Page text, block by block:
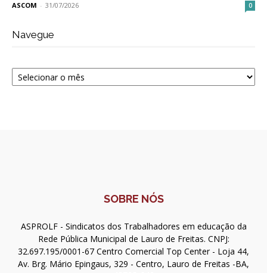
ASCOM - 31/07/2026 0
Navegue
Navegue
SOBRE NÓS
ASPROLF - Sindicatos dos Trabalhadores em educação da
Rede Pública Municipal de Lauro de Freitas. CNPJ:
32.697.195/0001-67 Centro Comercial Top Center - Loja 44,
Av. Brg. Mário Epingaus, 329 - Centro, Lauro de Freitas -BA,